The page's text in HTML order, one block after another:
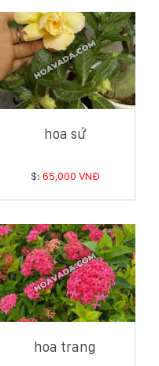
hoa sứ
$: 65,000 VNĐ
hoa trang